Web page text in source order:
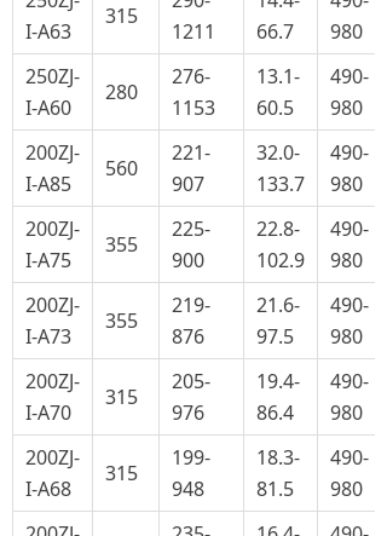
I-A63
315
1211
66.7
980
250ZJ-
I-A60
280
276-
1153
13.1-
60.5
490-
980
200ZJ-
I-A85
560
221-
907
32.0-
133.7
490-
980
200ZJ-
I-A75
355
225-
900
22.8-
102.9
490-
980
200ZJ-
I-A73
355
219-
876
21.6-
97.5
490-
980
200ZJ-
I-A70
315
205-
976
19.4-
86.4
490-
980
200ZJ-
I-A68
315
199-
948
18.3-
81.5
490-
980